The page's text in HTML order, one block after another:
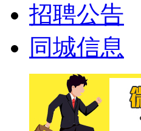
招聘公告
同城信息